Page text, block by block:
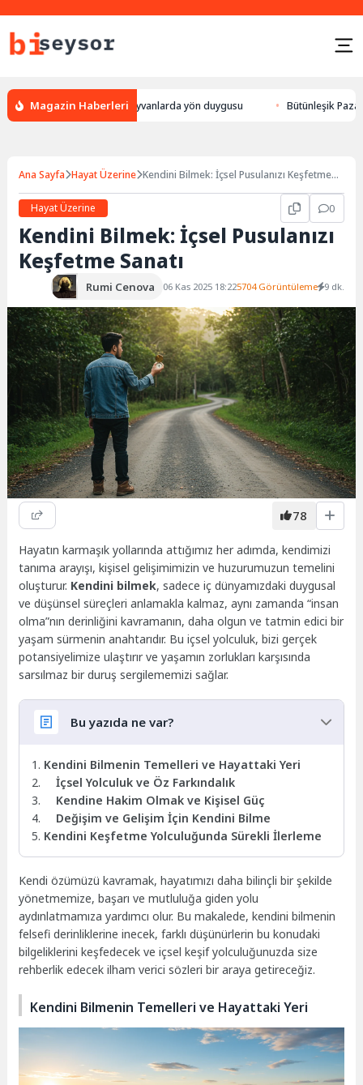
Magazin Haberleri
yön bulması, hayvanlarda yön duygusu Bütünleşik Pazarlama:
Ana Sayfa Hayat Üzerine Kendini Bilmek: İçsel Pusulanızı Keşfetme
Hayat Üzerine
0
Kendini Bilmek: İçsel Pusulanızı
Keşfetme Sanatı
Rumi Cenova 06 Kas 2025 18:225704 Görüntüleme 9 dk.
78
Hayatın karmaşık yollarında attığımız her adımda, kendimizi
tanıma arayışı, kişisel gelişimimizin ve huzurumuzun temelini
oluşturur. Kendini bilmek, sadece iç dünyamızdaki duygusal
ve düşünsel süreçleri anlamakla kalmaz, aynı zamanda “insan
olma”nın derinliğini kavramanın, daha olgun ve tatmin edici bir
yaşam sürmenin anahtarıdır. Bu içsel yolculuk, bizi gerçek
potansiyelimize ulaştırır ve yaşamın zorlukları karşısında
sarsılmaz bir duruş sergilememizi sağlar.
Bu yazıda ne var?
Kendini Bilmenin Temelleri ve Hayattaki Yeri
İçsel Yolculuk ve Öz Farkındalık
Kendine Hakim Olmak ve Kişisel Güç
Değişim ve Gelişim İçin Kendini Bilme
Kendini Keşfetme Yolculuğunda Sürekli İlerleme
Kendi özümüzü kavramak, hayatımızı daha bilinçli bir şekilde
yönetmemize, başarı ve mutluluğa giden yolu
aydınlatmamıza yardımcı olur. Bu makalede, kendini bilmenin
felsefi derinliklerine inecek, farklı düşünürlerin bu konudaki
bilgeliklerini keşfedecek ve içsel keşif yolculuğunuzda size
rehberlik edecek ilham verici sözleri bir araya getireceğiz.
Kendini Bilmenin Temelleri ve Hayattaki Yeri